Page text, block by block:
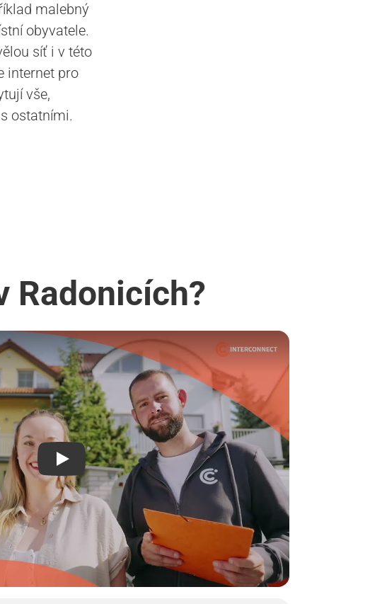
malebný
obyvatele.
síť i v této
internet pro
vše,
ostatními.
Radonicích?